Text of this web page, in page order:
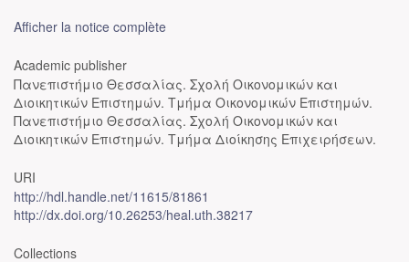
Afficher la notice complète
Academic publisher
Πανεπιστήμιο Θεσσαλίας. Σχολή Οικονομικών και
Διοικητικών Επιστημών. Τμήμα Οικονομικών Επιστημών.
Πανεπιστήμιο Θεσσαλίας. Σχολή Οικονομικών και
Διοικητικών Επιστημών. Τμήμα Διοίκησης Επιχειρήσεων.
URI
http://hdl.handle.net/11615/81861
http://dx.doi.org/10.26253/heal.uth.38217
Collections